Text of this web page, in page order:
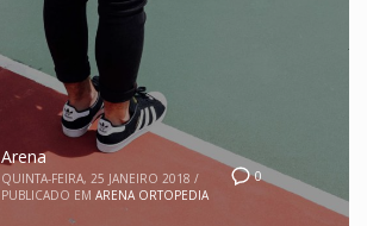
0
Arena
QUINTA-FEIRA, 25 JANEIRO 2018 /
PUBLICADO EM ARENA ORTOPEDIA